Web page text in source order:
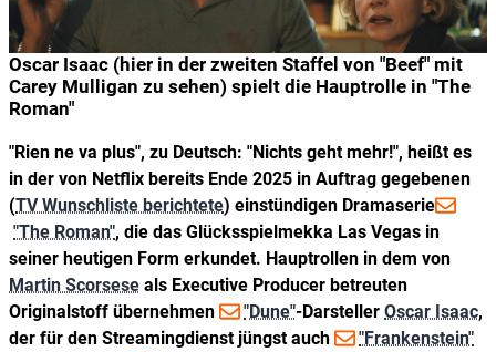
Oscar Isaac (hier in der zweiten Staffel von "Beef" mit
Carey Mulligan zu sehen) spielt die Hauptrolle in "The
Roman"
"Rien ne va plus", zu Deutsch: "Nichts geht mehr!", heißt es
in der von Netflix bereits Ende 2025 in Auftrag gegebenen
(TV Wunschliste berichtete) einstündigen Dramaserie
"The Roman", die das Glücksspielmekka Las Vegas in
seiner heutigen Form erkundet. Hauptrollen in dem von
Martin Scorsese als Executive Producer betreuten
Originalstoff übernehmen
"Dune"-Darsteller Oscar Isaac,
der für den Streamingdienst jüngst auch
"Frankenstein"